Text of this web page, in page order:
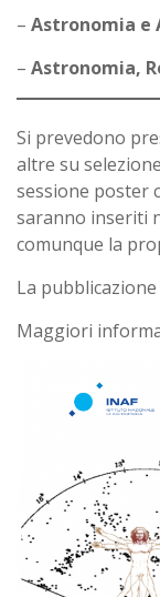
– Astronomia e
– Astronomia,
Si prevedono
altre su
sessione poster
saranno inseriti
comunque la
La
Maggiori